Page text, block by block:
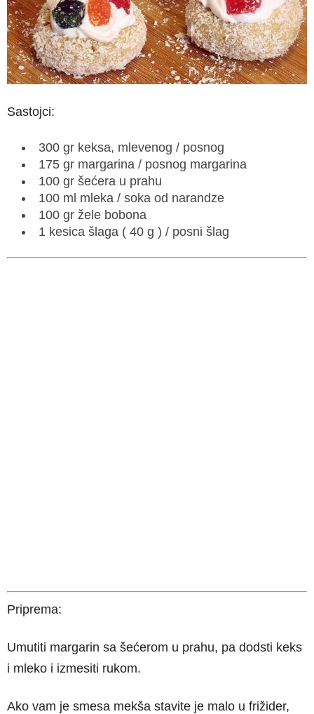
Sastojci:
300 gr keksa, mlevenog / posnog
175 gr margarina / posnog margarina
100 gr šećera u prahu
100 ml mleka / soka od narandze
100 gr žele bobona
1 kesica šlaga ( 40 g ) / posni šlag
Priprema:
Umutiti margarin sa šećerom u prahu, pa dodsti keks
i mleko i izmesiti rukom.
Ako vam je smesa mekša stavite je malo u frižider,